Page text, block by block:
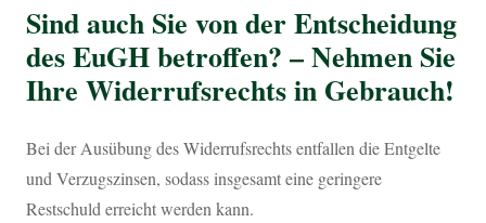
Sind auch Sie von der Entscheidung
des EuGH betroffen? – Nehmen Sie
Ihre Widerrufsrechts in Gebrauch!
Bei der Ausübung des Widerrufsrechts entfallen die Entgelte
und Verzugszinsen, sodass insgesamt eine geringere
Restschuld erreicht werden kann.